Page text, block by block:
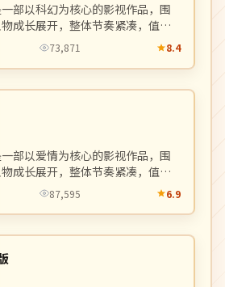
部以科幻为核心的影视作品，围
成长展开，整体节奏紧凑，值得
73,871 8.4
部以爱情为核心的影视作品，围
成长展开，整体节奏紧凑，值得
87,595 6.9